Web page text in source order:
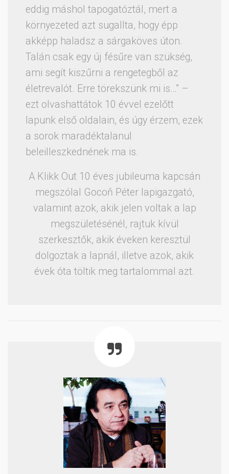
eddig máshol tapogatóztál, mert a
környezeted azt sugallta, hogy épp
akképp haladsz a sárgaköves úton.
Talán csak egy új fésűre van szükség,
ami segít kiszűrni a rengetegből az
életrevalót. Erre törekszünk mi is…” –
ezt olvashattátok 10 évvel ezelőtt
lapunk első oldalain, és úgy érzem, ezek
a sorok maradéktalanul
beleilleszkednének ma is.
A Klikk Out 10 éves jubileuma kapcsán
megszólal Gocoň Péter lapigazgató,
valamint azok, akik jelen voltak a lap
megszületésénél, rajtuk kívül
szerkesztők, akik éveken keresztül
dolgoztak a lapnál, illetve azok, akik
évek óta töltik meg tartalommal azt.